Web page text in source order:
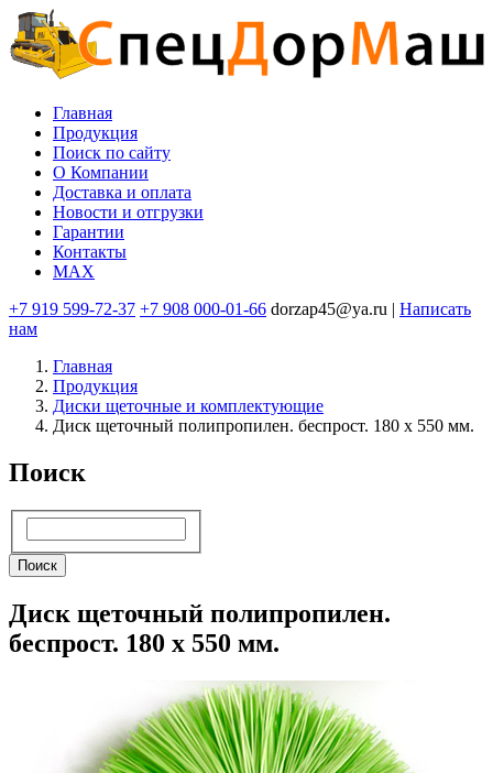
Перейти
к
основному
содержанию
Основная
навигация
Главная
Продукция
Поиск по сайту
O Компании
Доставка и оплата
Новости и отгрузки
Гарантии
Контакты
MAX
+7 919 599-72-37 +7 908 000-01-66 dorzap45@ya.ru | Написать
нам
Главная
Продукция
Диски щеточные и комплектующие
Диск щеточный полипропилен. беспрост. 180 х 550 мм.
Поиск
Поиск
Диск щеточный полипропилен.
беспрост. 180 х 550 мм.